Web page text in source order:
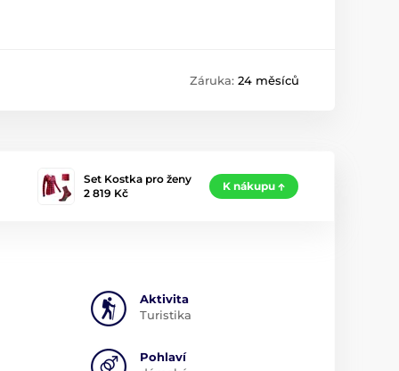
Záruka: 24 měsíců
Set Kostka pro ženy
2 819 Kč
K nákupu
Aktivita
Turistika
Pohlaví